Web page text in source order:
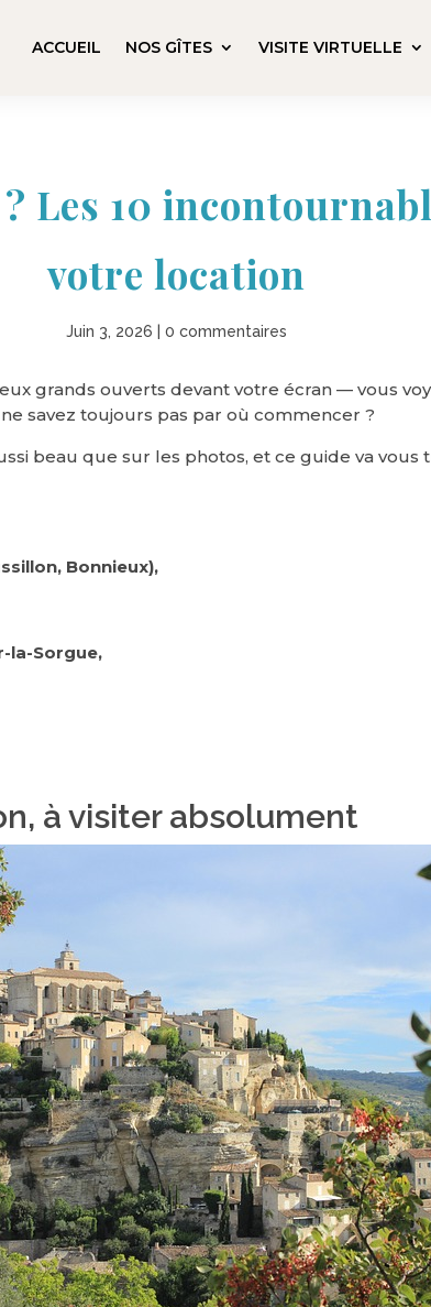
ACCUEIL NOS GÎTES VISITE VIRTUELLE
Les 10
votre location
Juin 3, 2026 0 commentaires
grands ouverts devant votre écran — vous
savez toujours pas par où commencer ?
beau que sur les photos, et ce guide va
Bonnieux),
la-Sorgue,
à visiter absolument